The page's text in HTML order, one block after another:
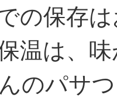
の保存
温は、
のパサ